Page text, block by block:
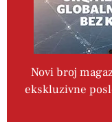
Novi broj
ekskluzivne